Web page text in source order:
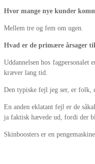
Hvor mange nye kunder
Mellem tre og fem om ugen.
Hvad er de primære årsager
Uddannelsen hos
kræver lang tid.
Den typiske fejl jeg ser, er folk,
En anden eklatant fejl er de
ja faktisk hævede ud, fordi der
Skinboosters er en